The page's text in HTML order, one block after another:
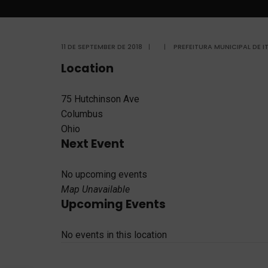
11 DE SEPTEMBER DE 2018 | | PREFEITURA MUNICIPAL DE
Location
75 Hutchinson Ave
Columbus
Ohio
Next Event
No upcoming events
Map Unavailable
Upcoming Events
No events in this location